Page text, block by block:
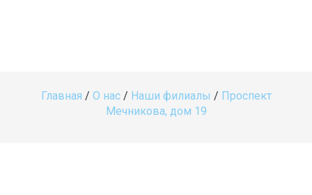
Главная / О нас/ Наши филиалы / Проспект
Мечникова, дом 19